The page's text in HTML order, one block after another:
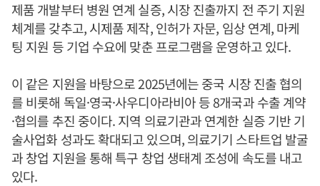
제품 개발부터 병원 연계 실증, 시장 진출까지 전 주기 지원
체계를 갖추고, 시제품 제작, 인허가 자문, 임상 연계, 마케
팅 지원 등 기업 수요에 맞춘 프로그램을 운영하고 있다.
이 같은 지원을 바탕으로 2025년에는 중국 시장 진출 협의
를 비롯해 독일·영국·사우디아라비아 등 8개국과 수출 계약
·협의를 추진 중이다. 지역 의료기관과 연계한 실증 기반 기
술사업화 성과도 확대되고 있으며, 의료기기 스타트업 발굴
과 창업 지원을 통해 특구 창업 생태계 조성에 속도를 내고
있다.